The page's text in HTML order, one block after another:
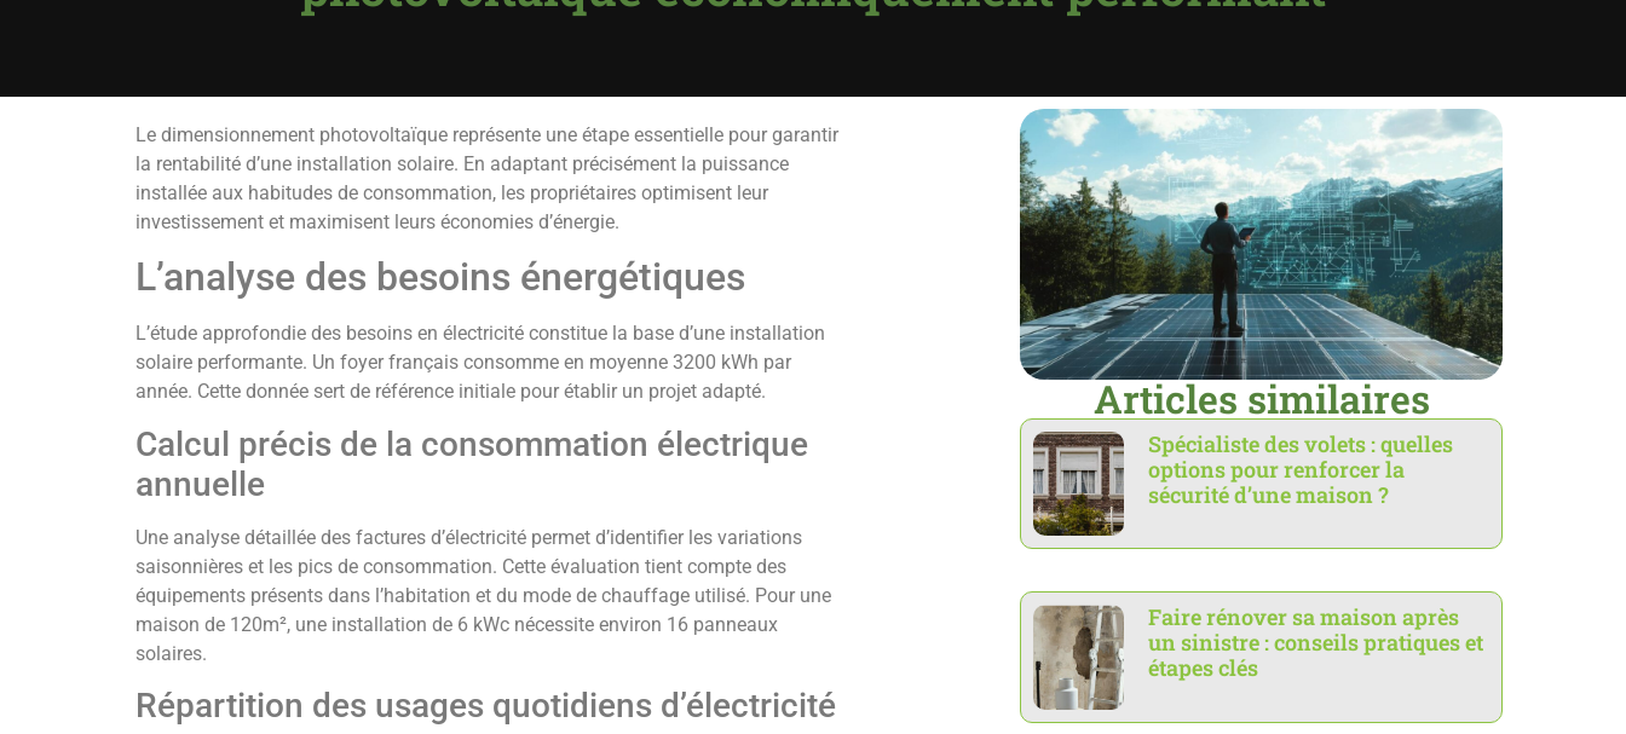
Le dimensionnement photovoltaïque représente une étape essentielle pour garantir
la rentabilité d’une installation solaire. En adaptant précisément la puissance
installée aux habitudes de consommation, les propriétaires optimisent leur
investissement et maximisent leurs économies d’énergie.
L’analyse des besoins énergétiques
L’étude approfondie des besoins en électricité constitue la base d’une installation
solaire performante. Un foyer français consomme en moyenne 3200 kWh par
année. Cette donnée sert de référence initiale pour établir un projet adapté.
Calcul précis de la consommation électrique
annuelle
Une analyse détaillée des factures d’électricité permet d’identifier les variations
saisonnières et les pics de consommation. Cette évaluation tient compte des
équipements présents dans l’habitation et du mode de chauffage utilisé. Pour une
maison de 120m², une installation de 6 kWc nécessite environ 16 panneaux
solaires.
Répartition des usages quotidiens d’électricité
Articles similaires
Spécialiste des volets : quelles
options pour renforcer la
sécurité d’une maison ?
Faire rénover sa maison après
un sinistre : conseils pratiques et
étapes clés